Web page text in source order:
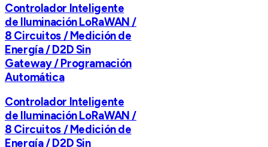
Controlador Inteligente
de Iluminación LoRaWAN /
8 Circuitos / Medición de
Energía / D2D Sin
Gateway / Programación
Automática
Controlador Inteligente
de Iluminación LoRaWAN /
8 Circuitos / Medición de
Energía / D2D Sin